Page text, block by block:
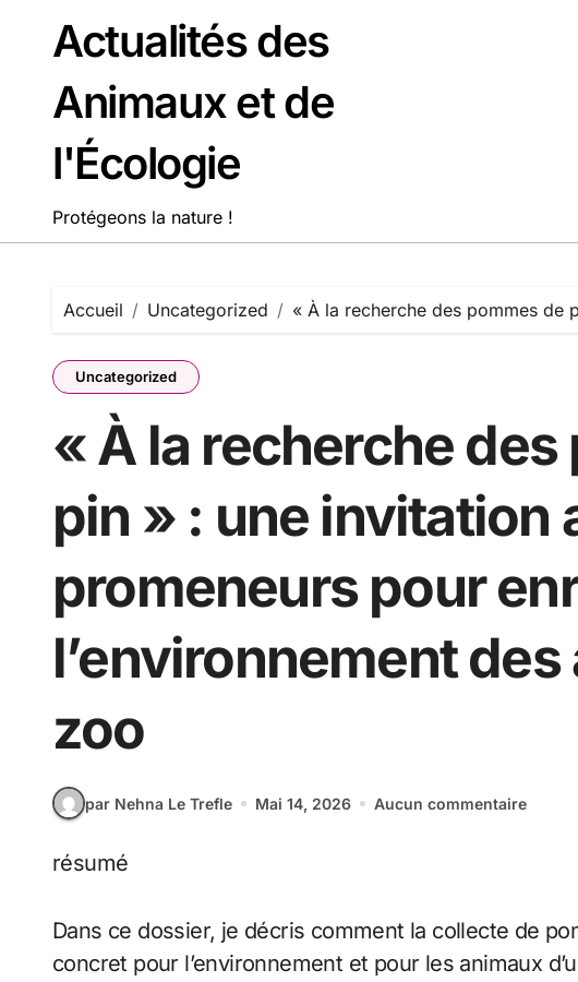
contenuActualités des
Animaux et de
l'Écologie
Protégeons la nature !
Accueil Uncategorized « À la recherche des pommes de
Uncategorized
« À la recherche
pin » : une invitation
promeneurs pour
l’environnement
zoo
par Nehna Le Trefle Mai 14, 2026 Aucun commentaire
résumé
Dans ce dossier, je décris comment la collecte de
concret pour l’environnement et pour les animaux